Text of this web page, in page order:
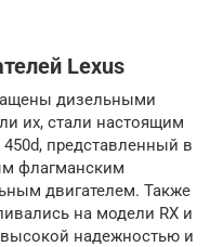
Lexus
дизельными
их, стали настоящим
представленный в
флагманским
двигателем. Также
на модели RX и
высокой надежностью и